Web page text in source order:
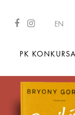
EN
PK